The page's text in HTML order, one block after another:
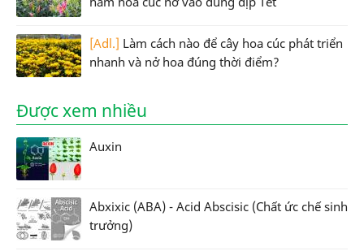
[Adl.] Làm cách nào để cây hoa cúc phát triển
nhanh và nở hoa đúng thời điểm?
Được xem nhiều
Auxin
Abxixic (ABA) - Acid Abscisic (Chất ức chế sinh
trưởng)